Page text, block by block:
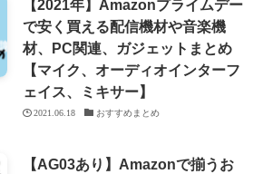
【2021年】Amazonプライムデー
で安く買える配信機材や音楽機
材、PC関連、ガジェットまとめ
【マイク、オーディオインターフ
ェイス、ミキサー】
2021.06.18 おすすめまとめ
【AG03あり】Amazonで揃うお